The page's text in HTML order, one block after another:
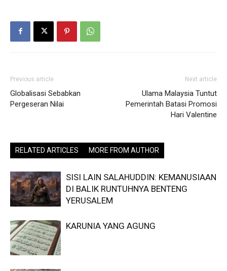
Previous article
Globalisasi Sebabkan
Pergeseran Nilai
Next article
Ulama Malaysia Tuntut
Pemerintah Batasi Promosi
Hari Valentine
RELATED ARTICLES MORE FROM AUTHOR
SISI LAIN SALAHUDDIN: KEMANUSIAAN
DI BALIK RUNTUHNYA BENTENG
YERUSALEM
KARUNIA YANG AGUNG